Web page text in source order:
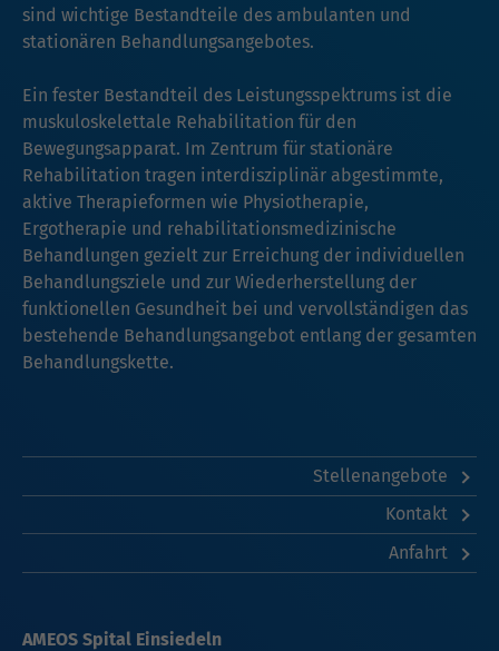
sind wichtige Bestandteile des ambulanten und
stationären Behandlungsangebotes.
Ein fester Bestandteil des Leistungsspektrums ist die
muskuloskelettale Rehabilitation für den
Bewegungsapparat. Im Zentrum für stationäre
Rehabilitation tragen interdisziplinär abgestimmte,
aktive Therapieformen wie Physiotherapie,
Ergotherapie und rehabilitationsmedizinische
Behandlungen gezielt zur Erreichung der individuellen
Behandlungsziele und zur Wiederherstellung der
funktionellen Gesundheit bei und vervollständigen das
bestehende Behandlungsangebot entlang der gesamten
Behandlungskette.
Stellenangebote
Kontakt
Anfahrt
AMEOS Spital Einsiedeln